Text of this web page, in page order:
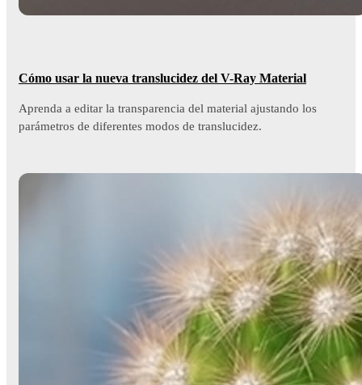
Cómo usar la nueva translucidez del V-Ray Material
Aprenda a editar la transparencia del material ajustando los
parámetros de diferentes modos de translucidez.